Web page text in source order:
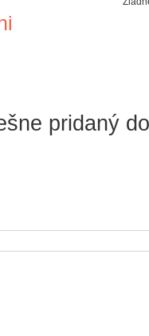
pridaný